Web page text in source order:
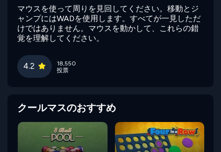
マウスを使って周りを見回してください。移動とジ
ャンプにはWADを使用します。すべてが一見しただ
けではありません。マウスを動かして、これらの錯
覚を理解してください。
4.2
18,550
投票
クールマスのおすすめ